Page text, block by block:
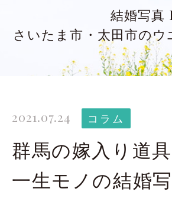
和装スタジオ
Kimono studio
太田店ギャラリー
ドレス＆着物
結婚写真
さいたま市・太田市の
2021.07.24 コラム
群馬の嫁入り道
一生モノの結婚